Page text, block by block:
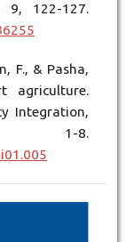
9, 122-127.
F., & Pasha,
agriculture.
Integration,
8.